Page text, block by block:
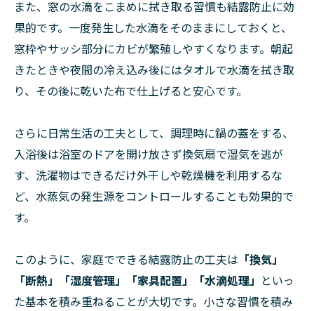
また、窓の水滴をこまめに拭き取る習慣も結露防止に効
果的です。一度発生した水滴をそのままにしておくと、
窓枠やサッシ部分にカビが繁殖しやすくなります。朝起
きたときや夜間の冷え込み後にはタオルで水滴を拭き取
り、その後に乾いた布で仕上げると安心です。
さらに日常生活の工夫として、調理時に鍋の蓋をする、
入浴後は浴室のドアを開け放さず換気扇で湿気を逃が
す、洗濯物はできるだけ外干しや乾燥機を利用するな
ど、水蒸気の発生源をコントロールすることも効果的で
す。
このように、家庭でできる結露防止の工夫は 「換気」
「断熱」「湿度管理」「家具配置」「水滴処理」 といっ
た基本を積み重ねることが大切です。小さな習慣を積み